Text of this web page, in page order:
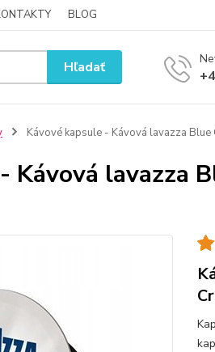
BLOG
Hľadať
Kávové kapsule - Kávová lavazza
Kávová lavazza